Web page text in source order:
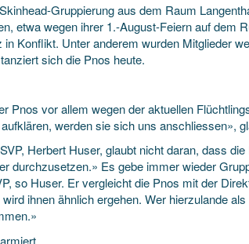
Gruppierung aus dem Raum
etwa wegen ihrer 1.-August-Feiern auf dem
Konflikt. Unter anderem wurden Mitglieder
sich die Pnos heute.
Pnos vor allem wegen der aktuellen
werden sie sich uns anschliessen»,
Herbert Huser, glaubt nicht daran, dass
durchzusetzen.» Es gebe immer wieder
so Huser. Er vergleicht die Pnos mit der
ihnen ähnlich ergehen. Wer hierzulande